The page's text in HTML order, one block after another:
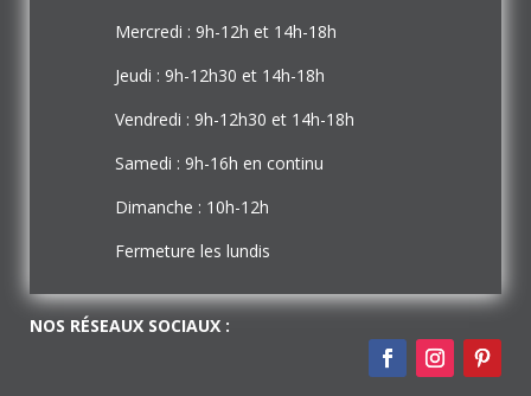
Mercredi : 9h-12h et 14h-18h
Jeudi : 9h-12h30 et 14h-18h
Vendredi : 9h-12h30 et 14h-18h
Samedi : 9h-16h en continu
Dimanche : 10h-12h
Fermeture les lundis
NOS RÉSEAUX SOCIAUX :